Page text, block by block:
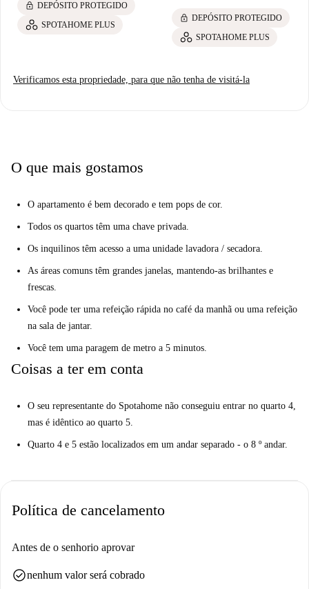
lock DEPÓSITO PROTEGIDO
SPOTAHOME PLUS
lock DEPÓSITO PROTEGIDO
SPOTAHOME PLUS
Verificamos esta propriedade, para que não tenha de visitá-la
O que mais gostamos
O apartamento é bem decorado e tem pops de cor.
Todos os quartos têm uma chave privada.
Os inquilinos têm acesso a uma unidade lavadora / secadora.
As áreas comuns têm grandes janelas, mantendo-as brilhantes e
frescas.
Você pode ter uma refeição rápida no café da manhã ou uma refeição
na sala de jantar.
Você tem uma paragem de metro a 5 minutos.
Coisas a ter em conta
O seu representante do Spotahome não conseguiu entrar no quarto 4,
mas é idêntico ao quarto 5.
Quarto 4 e 5 estão localizados em um andar separado - o 8 º andar.
Política de cancelamento
Antes de o senhorio aprovar
check_circlenenhum valor será cobrado